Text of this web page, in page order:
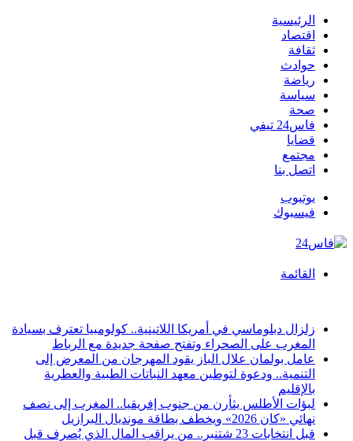
الرئيسية
اقتصاد
ثقافة
حوادث
رياضة
سياسة
صحة
فاس24 تيفي
قضايا
مجتمع
اتصل بنا
يوتيوب
فيسبوك
القائمة
زلزال دبلوماسي في أمريكا اللاتينية.. كولومبيا تعترف بسيادة
المغرب على الصحراء وتفتح صفحة جديدة مع الرباط
عامل بولمان علال الباز يقود المهرجان من المعرض إلى
التنمية.. ودعوة لتوطين معهد النباتات الطبية والعطرية
بالإقليم
لبؤات الأطلس يثأرن من جنوب إفريقيا.. المغرب إلى نصف
نهائي «كان 2026» ويخطف بطاقة مونديال البرازيل
قبل انتخابات 23 شتنبر.. من يراقب المال الذي يُصرف قبل